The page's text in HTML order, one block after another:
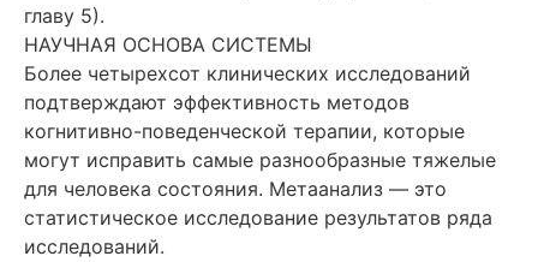
главу 5).
НАУЧНАЯ ОСНОВА СИСТЕМЫ
Более четырехсот клинических исследований
подтверждают эффективность методов
когнитивно-поведенческой терапии, которые
могут исправить самые разнообразные тяжелые
для человека состояния. Метаанализ — это
статистическое исследование результатов ряда
исследований.